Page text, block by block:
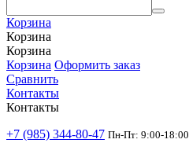
Корзина
Корзина
Корзина
Корзина Оформить заказ
Сравнить
Контакты
Контакты
+7 (985) 344-80-47 Пн-Пт: 9:00-18:00